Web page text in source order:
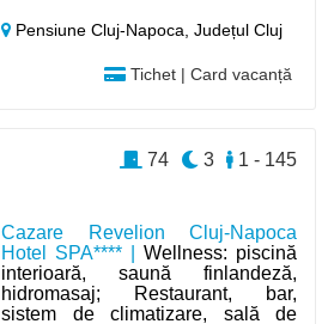
Pensiune Cluj-Napoca,Județul Cluj
Tichet | Card vacanță
Cazare Revelion Cluj-Napoca
Hotel SPA**** |Wellness: piscină
interioară, saună finlandeză,
hidromasaj; Restaurant, bar,
sistem de climatizare, sală de
1 - 145
3
74